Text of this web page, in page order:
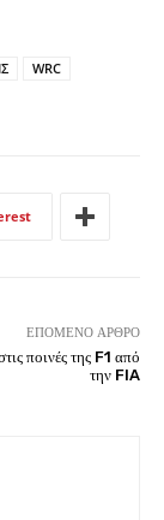
WRC
ΕΠΌΜΕΝΟ ΆΡΘΡΟ
ποινές της F1 από
την FIA